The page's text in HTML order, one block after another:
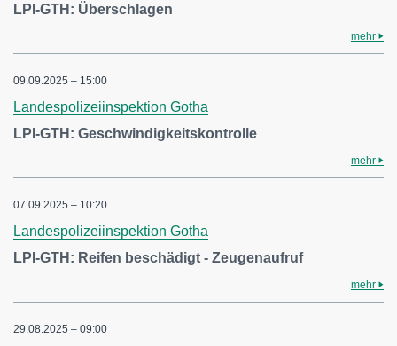
LPI-GTH: Überschlagen
mehr
09.09.2025 – 15:00
Landespolizeiinspektion Gotha
LPI-GTH: Geschwindigkeitskontrolle
mehr
07.09.2025 – 10:20
Landespolizeiinspektion Gotha
LPI-GTH: Reifen beschädigt - Zeugenaufruf
mehr
29.08.2025 – 09:00